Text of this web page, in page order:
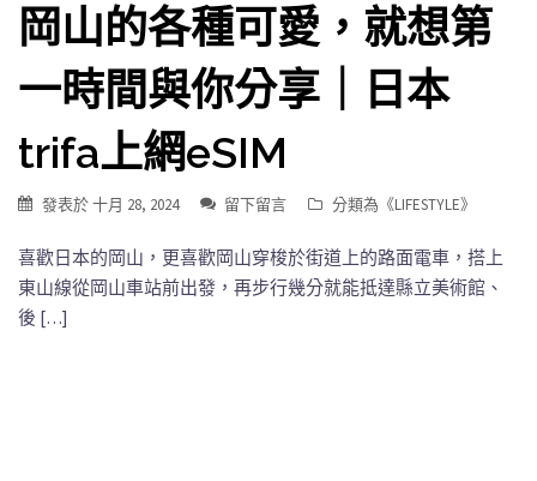
岡山的各種可愛，就想第
一時間與你分享｜日本
trifa上網eSIM
發表於十月 28, 2024 留下留言 分類為《LIFESTYLE》
喜歡日本的岡山，更喜歡岡山穿梭於街道上的路面電車，搭上
東山線從岡山車站前出發，再步行幾分就能抵達縣立美術館、
後 […]